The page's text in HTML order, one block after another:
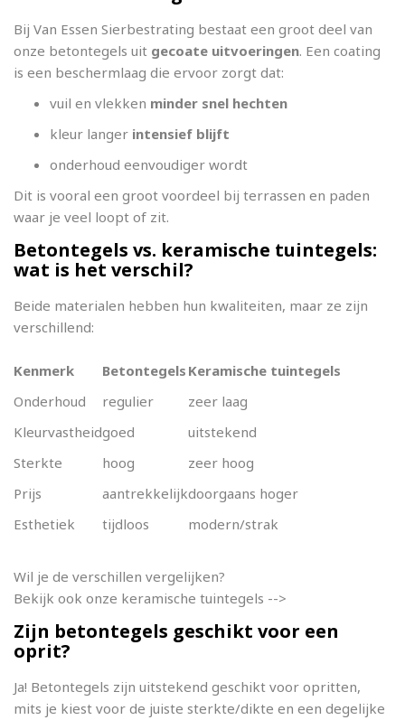
Bij Van Essen Sierbestrating bestaat een groot deel van
onze betontegels uit gecoate uitvoeringen. Een coating
is een beschermlaag die ervoor zorgt dat:
vuil en vlekken minder snel hechten
kleur langer intensief blijft
onderhoud eenvoudiger wordt
Dit is vooral een groot voordeel bij terrassen en paden
waar je veel loopt of zit.
Betontegels vs. keramische tuintegels:
wat is het verschil?
Beide materialen hebben hun kwaliteiten, maar ze zijn
verschillend:
Kenmerk Betontegels Keramische tuintegels
Onderhoud
regulier
zeer laag
Kleurvastheidgoed
uitstekend
Sterkte
hoog
zeer hoog
Prijs
aantrekkelijkdoorgaans hoger
Esthetiek
tijdloos modern/strak
Wil je de verschillen vergelijken?
Bekijk ook onze keramische tuintegels -->
Zijn betontegels geschikt voor een
oprit?
Ja! Betontegels zijn uitstekend geschikt voor opritten,
mits je kiest voor de juiste sterkte/dikte en een degelijke